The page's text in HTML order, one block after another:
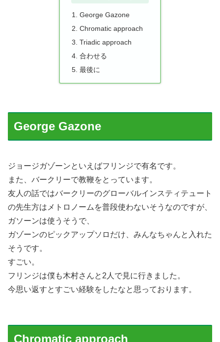
George Gazone
Chromatic approach
Triadic approach
合わせる
最後に
George Gazone
ジョージガゾーンといえばフリンジで有名です。
また、バークリーで教鞭をとっています。
友人の話ではバークリーのグローバルインスティテュート
の先生方はメトロノームを普段使わないそうなのですが、
ガソーンは使うそうで、
ガゾーンのピックアップソロだけ、みんなちゃんと入れた
そうです。
すごい。
フリンジは僕も木村さんと2人で見に行きました。
今思い返すとすごい経験をしたなと思っております。
Chromatic approach